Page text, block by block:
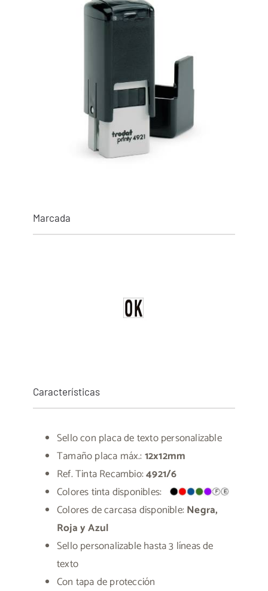
Marcada
Características
Sello con placa de texto personalizable
Tamaño placa máx.:12x12mm
Ref. Tinta Recambio:4921/6
Colores tinta disponibles:
Colores de carcasa disponible:Negra,
Roja y Azul
Sello personalizable hasta 3 líneas de
texto
Con tapa de protección